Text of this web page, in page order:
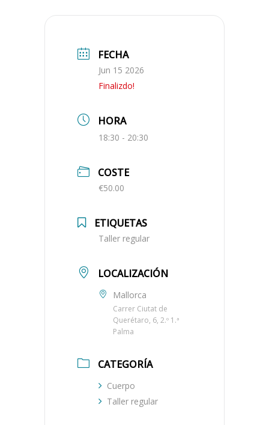
FECHA
Jun 15 2026
Finalizdo!
HORA
18:30 - 20:30
COSTE
€50.00
ETIQUETAS
Taller regular
LOCALIZACIÓN
Mallorca
Carrer Ciutat de
Querétaro, 6, 2.º 1.ª
Palma
CATEGORÍA
Cuerpo
Taller regular